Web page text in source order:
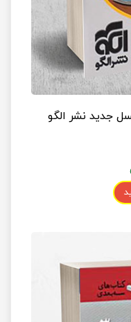
جدید نشر الگو